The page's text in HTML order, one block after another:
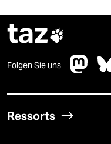
taz
Folgen Sie uns
Ressorts